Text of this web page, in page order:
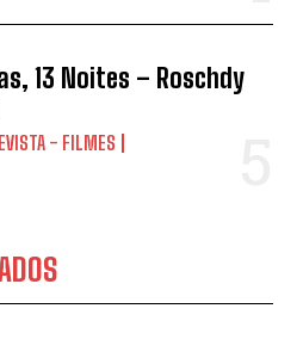
13 Noites – Roschdy
- FILMES